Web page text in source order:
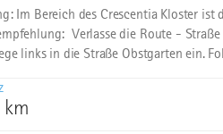
Im Bereich des Crescentia Kloster ist
Verlasse die Route -
links in die Straße Obstgarten ein.